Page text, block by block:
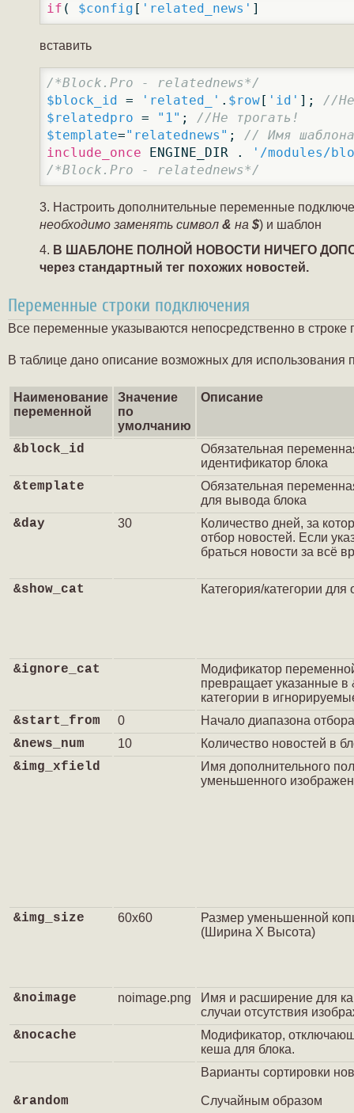
if ( $config [ 'related_news' ]
вставить
/*Block.Pro - relatednews*/
$block_id = 'related_' . $row[ 'id' ]; //
$relatedpro = "1" ; //Не трогать!
$template="relatednews" ; // Имя
include_once ENGINE_DIR .
'/modules/
/*Block.Pro - relatednews*/
Настроить дополнительные переменные
необходимо заменять символ & на $) и шаблон
В ШАБЛОНЕ ПОЛНОЙ НОВОСТИ НИЧЕГО
через стандартный тег похожих новостей.
Переменные строки подключения
Все переменные указываются непосредственно в строке
В таблице дано описание возможных для использования
Наименование
переменной
Значение
по
умолчанию
Описание
&block_id
Обязательная
идентификатор блока
&template
Обязательная
для вывода блока
&day 30
Количество дней, за
отбор новостей. Если
браться новости за всё
&show_cat Категория/категории для
&ignore_cat
Модификатор
превращает указанные в
категории в
&start_from 0 Начало диапазона
&news_num 10 Количество новостей в
&img_xfield
Имя дополнительного
уменьшенного
&img_size 60x60
Размер уменьшенной
(Ширина X Высота)
&noimage noimage.png
Имя и расширение для
случаи отсутствия
&nocache
Модификатор,
кеша для блока.
&random
Варианты сортировки
Случайным образом